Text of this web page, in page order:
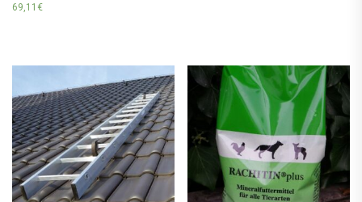
69,11 €